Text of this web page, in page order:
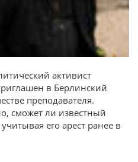
активист
в Берлинский
преподавателя.
сможет ли известный
его арест ранее в